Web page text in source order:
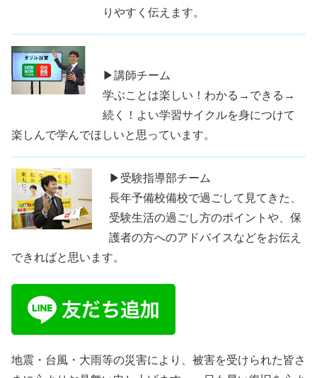
りやすく伝えます。
▶講師チーム
学ぶことは楽しい！わかる→できる→
続く！よい学習サイクルを身につけて
楽しんで学んでほしいと思っています。
▶受験指導部チーム
長年予備校備校で過ごして見てきた、
受験生活の過ごし方のポイントや、保
護者の方へのアドバイスなどをお伝え
できればと思います。
地震・台風・大雨等の災害により、被害を受けられた皆さ